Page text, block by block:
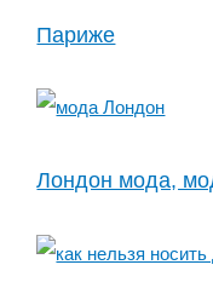
Париже
Лондон мода,